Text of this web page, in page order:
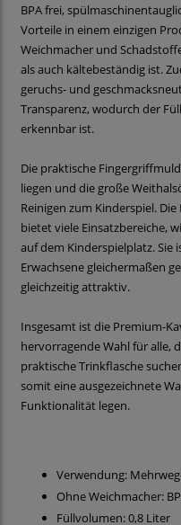
BPA frei,
Vorteile in einem einzigen
Weichmacher und
als auch kältebeständig ist.
geruchs- und
Transparenz, wodurch der
erkennbar ist.
Die praktische
liegen und die große
Reinigen zum Kinderspiel.
bietet viele Einsatzbereiche,
auf dem Kinderspielplatz. Sie
Erwachsene gleichermaßen
gleichzeitig attraktiv.
Insgesamt ist die Premium-
hervorragende Wahl für alle,
praktische Trinkflasche
somit eine ausgezeichnete
Funktionalität legen.
Verwendung:
Ohne Weichmacher:
Füllvolumen: 0,8 Liter